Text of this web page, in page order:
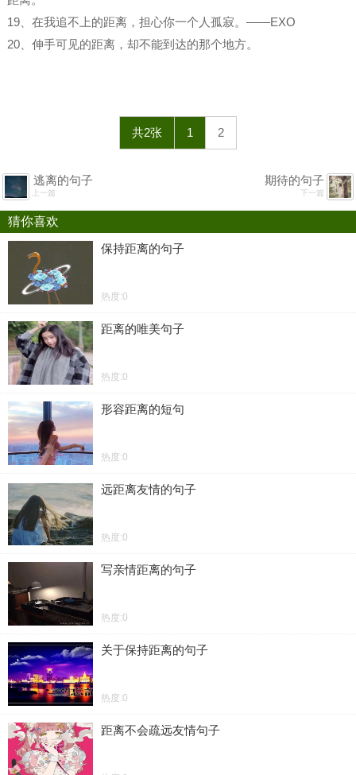
19、在我追不上的距离，担心你一个人孤寂。——EXO
20、伸手可见的距离，却不能到达的那个地方。
共2张 1 2
逃离的句子
上一篇
期待的句子
下一篇
猜你喜欢
保持距离的句子
热度:0
距离的唯美句子
热度:0
形容距离的短句
热度:0
远距离友情的句子
热度:0
写亲情距离的句子
热度:0
关于保持距离的句子
热度:0
距离不会疏远友情句子